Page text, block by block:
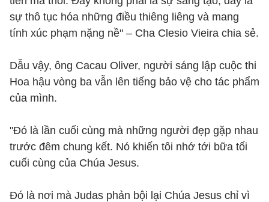
sự thô tục hóa những điều thiêng liêng và mang
tính xúc phạm nặng nề" – Cha Clesio Vieira chia sẻ.
Dẫu vậy, ông Cacau Oliver, người sáng lập cuộc thi
Hoa hậu vòng ba vẫn lên tiếng bảo vệ cho tác phẩm
của mình.
"Đó là lần cuối cùng mà những người đẹp gặp nhau
trước đêm chung kết. Nó khiến tôi nhớ tới bữa tối
cuối cùng của Chúa Jesus.
Đó là nơi mà Judas phản bội lại Chúa Jesus chỉ vì